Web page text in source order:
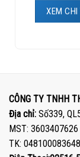
XEM CHI
CÔNG TY TNHH
Địa chỉ: Số339,
MST: 3603407626
TK: